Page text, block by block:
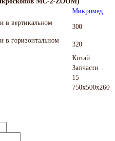
Микромед
в вертикальном
300
в горизонтальном
320
Китай
Запчасти
15
750х500х260